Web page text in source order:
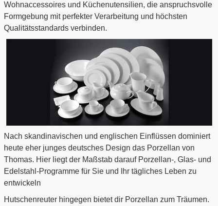
Wohnaccessoires und Küchenutensilien, die anspruchsvolle
Formgebung mit perfekter Verarbeitung und höchsten
Qualitätsstandards verbinden.
Nach skandinavischen und englischen Einflüssen dominiert
heute eher junges deutsches Design das Porzellan von
Thomas. Hier liegt der Maßstab darauf Porzellan-, Glas- und
Edelstahl-Programme für Sie und Ihr tägliches Leben zu
entwickeln
Hutschenreuter hingegen bietet dir Porzellan zum Träumen.